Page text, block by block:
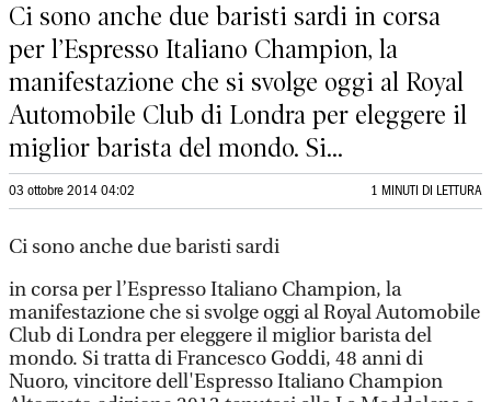
Ci sono anche due baristi sardi in corsa
per l’Espresso Italiano Champion, la
manifestazione che si svolge oggi al Royal
Automobile Club di Londra per eleggere il
miglior barista del mondo. Si...
03 ottobre 2014 04:02 1 MINUTI DI LETTURA
Ci sono anche due baristi sardi
in corsa per l’Espresso Italiano Champion, la
manifestazione che si svolge oggi al Royal Automobile
Club di Londra per eleggere il miglior barista del
mondo. Si tratta di Francesco Goddi, 48 anni di
Nuoro, vincitore dell'Espresso Italiano Champion